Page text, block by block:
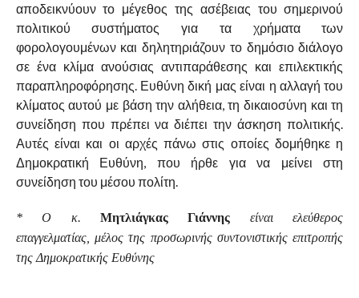
αποδεικνύουν το μέγεθος της ασέβειας του σημερινού
πολιτικού συστήματος για τα χρήματα των
φορολογουμένων και δηλητηριάζουν το δημόσιο διάλογο
σε ένα κλίμα ανούσιας αντιπαράθεσης και επιλεκτικής
παραπληροφόρησης. Ευθύνη δική μας είναι η αλλαγή του
κλίματος αυτού με βάση την αλήθεια, τη δικαιοσύνη και τη
συνείδηση που πρέπει να διέπει την άσκηση πολιτικής.
Αυτές είναι και οι αρχές πάνω στις οποίες δομήθηκε η
Δημοκρατική Ευθύνη, που ήρθε για να μείνει στη
συνείδηση του μέσου πολίτη.
* Ο κ. Μητλιάγκας Γιάννης είναι ελεύθερος
επαγγελματίας, μέλος της προσωρινής συντονιστικής επιτροπής
της Δημοκρατικής Ευθύνης